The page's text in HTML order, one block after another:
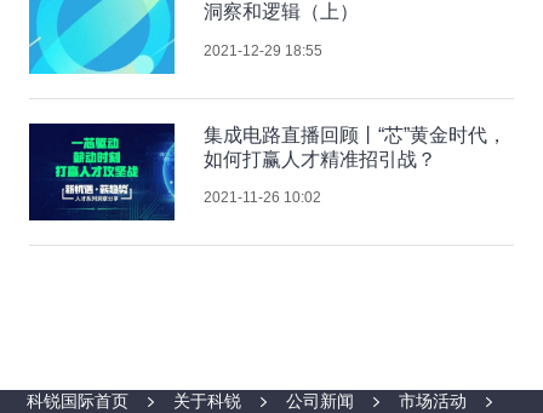
洞察和逻辑（上）
2021-12-29 18:55
集成电路直播回顾丨“芯”黄金时代，
如何打赢人才精准招引战？
2021-11-26 10:02
科锐国际首页 关于科锐 公司新闻
市场活动